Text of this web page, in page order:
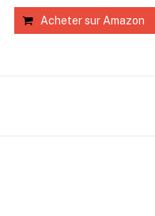
Acheter sur Amazon